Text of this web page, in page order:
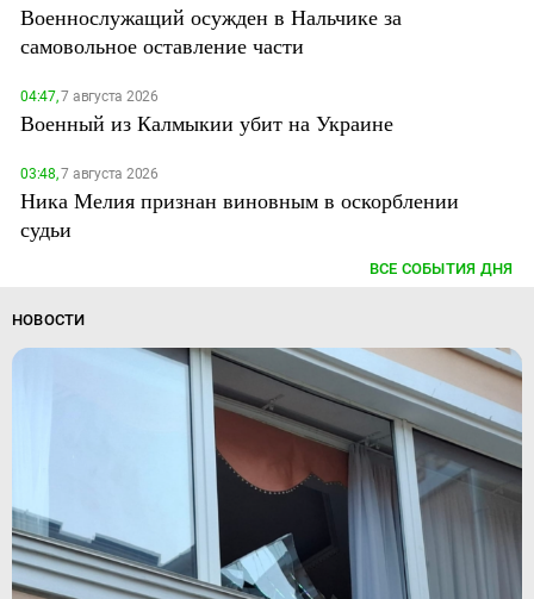
Военнослужащий осужден в Нальчике за
самовольное оставление части
04:47,7 августа 2026
Военный из Калмыкии убит на Украине
03:48,7 августа 2026
Ника Мелия признан виновным в оскорблении
судьи
ВСЕ СОБЫТИЯ ДНЯ
НОВОСТИ